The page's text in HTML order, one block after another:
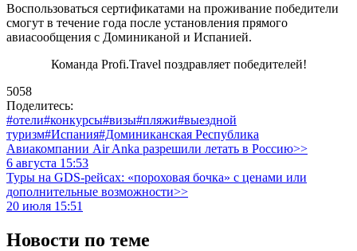
Воспользоваться сертификатами на проживание победители
смогут в течение года после установления прямого
авиасообщения с Доминиканой и Испанией.
Команда Profi.Travel поздравляет победителей!
5058
Поделитесь:
#отели#конкурсы#визы#пляжи#выездной
туризм#Испания#Доминиканская Республика
Авиакомпании Air Anka разрешили летать в Россию>>
6 августа 15:53
Туры на GDS-рейсах: «пороховая бочка» с ценами или
дополнительные возможности>>
20 июля 15:51
Новости по теме